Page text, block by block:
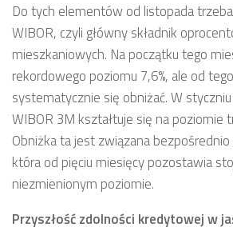
Do tych elementów od listopada
WIBOR, czyli główny składnik
mieszkaniowych. Na początku tego
rekordowego poziomu 7,6%, ale od
systematycznie się obniżać. W
WIBOR 3M kształtuje się na poziomie
Obniżka ta jest związana
która od pięciu miesięcy pozostawia
niezmienionym poziomie.
Przyszłość zdolności kredytowej w